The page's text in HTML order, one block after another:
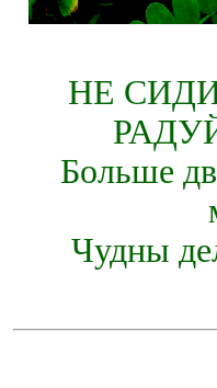
НЕ
Больше
Чудны